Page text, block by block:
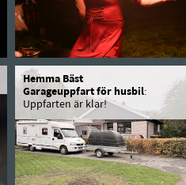
Hemma Bäst
Garageuppfart för husbil:
Uppfarten är klar!